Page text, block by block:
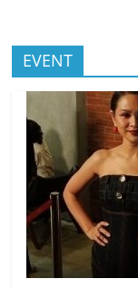
EVENT